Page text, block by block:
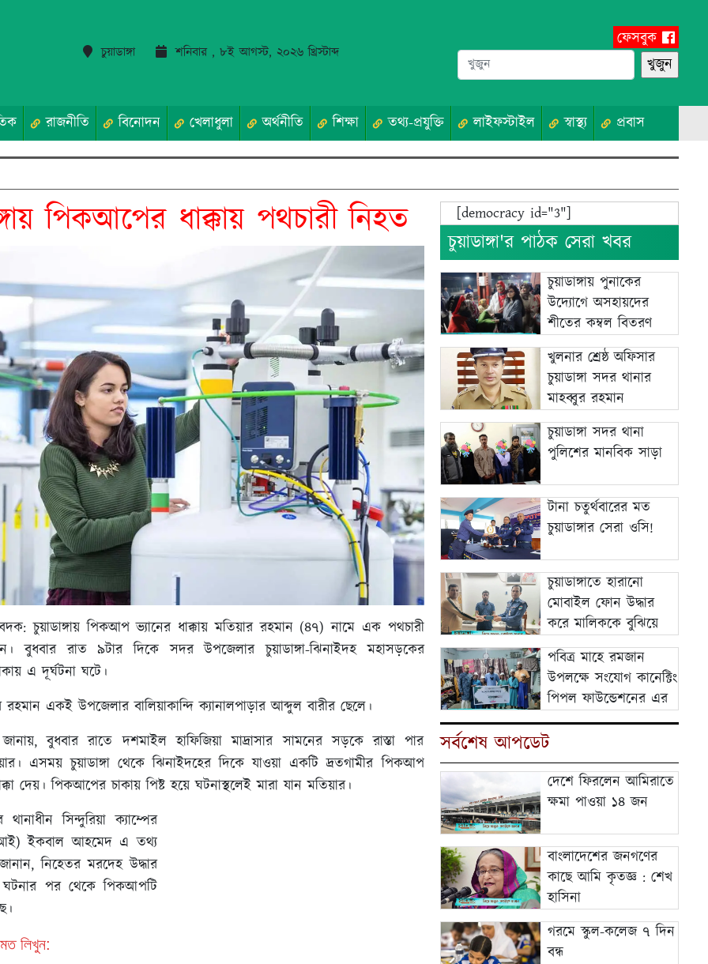
চুয়াডাঙ্গা শনিবার , ৮ই আগস্ট, ২০২৬ খ্রিস্টাব্দ
ফেসবুক
রাজনীতি বিনোদন খেলাধুলা অর্থনীতি শিক্ষা তথ্য-প্রযুক্তি লাইফস্টাইল স্বাস্থ্য প্রবাস
পিকআপের ধাক্কায় পথচারী নিহত
চুয়াডাঙ্গায় পিকআপ ভ্যানের ধাক্কায় মতিয়ার রহমান (৪৭) নামে এক পথচারী
বুধবার রাত ৯টার দিকে সদর উপজেলার চুয়াডাঙ্গা-ঝিনাইদহ মহাসড়কের
এ দূর্ঘটনা ঘটে।
একই উপজেলার বালিয়াকান্দি ক্যানালপাড়ার আব্দুল বারীর ছেলে।
জানায়, বুধবার রাতে দশমাইল হাফিজিয়া মাদ্রাসার সামনের সড়কে রাস্তা পার
এসময় চুয়াডাঙ্গা থেকে ঝিনাইদহের দিকে যাওয়া একটি দ্রতগামীর পিকআপ
দেয়। পিকআপের চাকায় পিষ্ট হয়ে ঘটনাস্থলেই মারা যান মতিয়ার।
থানাধীন সিন্দুরিয়া ক্যাম্পের
ইকবাল আহমেদ এ তথ্য
নিহেতর মরদেহ উদ্ধার
ঘটনার পর থেকে পিকআপটি
লিখুন:
[democracy id="3"]
চুয়াডাঙ্গা'র পাঠক সেরা খবর
চুয়াডাঙ্গায় পুনাকের
উদ্যোগে অসহায়দের
শীতের কম্বল বিতরণ
খুলনার শ্রেষ্ঠ অফিসার
চুয়াডাঙ্গা সদর থানার
মাহব্বুর রহমান
চুয়াডাঙ্গা সদর থানা
পুলিশের মানবিক সাড়া
টানা চতুর্থবারের মত
চুয়াডাঙ্গার সেরা ওসি!
চুয়াডাঙ্গাতে হারানো
মোবাইল ফোন উদ্ধার
করে মালিককে বুঝিয়ে
দিল পুলিশ।
পবিত্র মাহে রমজান
উপলক্ষে সংযোগ কানেক্টিং
পিপল ফাউন্ডেশনের এর
পক্ষ থেকে চুয়াডাঙ্গা
জেলায় ইফতারির
আয়োজন
সর্বশেষ আপডেট
দেশে ফিরলেন আমিরাতে
ক্ষমা পাওয়া ১৪ জন
বাংলাদেশের জনগণের
কাছে আমি কৃতজ্ঞ : শেখ
হাসিনা
গরমে স্কুল-কলেজ ৭ দিন
বন্ধ